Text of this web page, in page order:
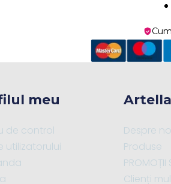
meu
de control
utilizatorului
Artella
Despre
Produse
PROMOȚII
Clienți